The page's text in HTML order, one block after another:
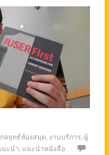
กลยุทธ์ห้องสมุด, งานบริการ, ผู้
ะนำ, แนะนำหนังสือ